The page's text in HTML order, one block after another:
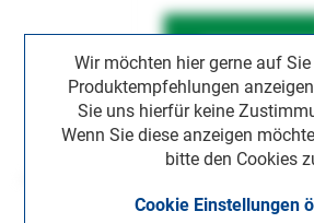
Wir möchten hier gerne auf
Produktempfehlungen
Sie uns hierfür keine
Wenn Sie diese anzeigen
bitte den Cookies
Cookie Einstellungen